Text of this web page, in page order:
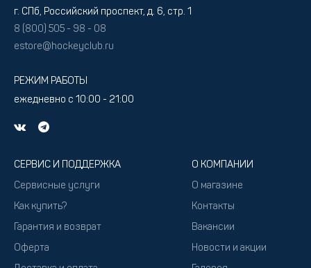
г. СПб, Российский проспект, д. 6, стр. 1
8 (800) 505 - 98 - 08
estore@hockeyclub.ru
РЕЖИМ РАБОТЫ
ежедневно с 10:00 - 21:00
СЕРВИС И ПОДДЕРЖКА
Сервисные услуги
Как купить?
Гарантия и возврат
Оферта
О КОМПАНИИ
О магазине
Контакты
Вакансии
Новости и акции